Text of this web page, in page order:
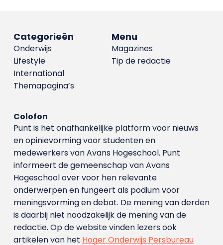
Menu
Magazines
Tip de redactie
Categorieën
Onderwijs
Lifestyle
International
Themapagina’s
Colofon
Punt is het onafhankelijke platform voor nieuws
en opinievorming voor studenten en
medewerkers van Avans Hoge­school. Punt
informeert de gemeenschap van Avans
Hogeschool over voor hen relevante
onderwerpen en fungeert als podium voor
meningsvorming en debat. De mening van derden
is daarbij niet noodzakelijk de mening van de
redactie. Op de website vinden lezers ook
artikelen van het Hoger Onderwijs Persbureau